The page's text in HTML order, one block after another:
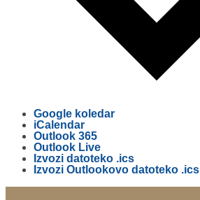
Google koledar
iCalendar
Outlook 365
Outlook Live
Izvozi datoteko .ics
Izvozi Outlookovo datoteko .ics